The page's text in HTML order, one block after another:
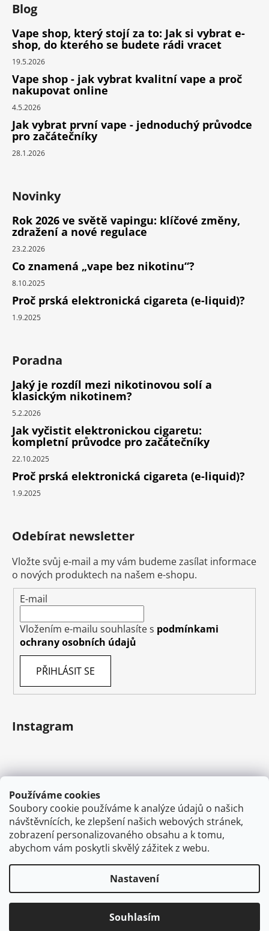
Používáme cookies
Soubory cookie používáme k analýze údajů o našich
návštěvnících, ke zlepšení našich webových stránek,
zobrazení personalizovaného obsahu a k tomu,
abychom vám poskytli skvělý zážitek z webu.
Nastavení
Souhlasím
Blog
Vape shop, který stojí za to: Jak si vybrat e-
shop, do kterého se budete rádi vracet
19.5.2026
Vape shop - jak vybrat kvalitní vape a proč
nakupovat online
4.5.2026
Jak vybrat první vape - jednoduchý průvodce
pro začátečníky
28.1.2026
Novinky
Rok 2026 ve světě vapingu: klíčové změny,
zdražení a nové regulace
23.2.2026
Co znamená „vape bez nikotinu“?
8.10.2025
Proč prská elektronická cigareta (e-liquid)?
1.9.2025
Poradna
Jaký je rozdíl mezi nikotinovou solí a
klasickým nikotinem?
5.2.2026
Jak vyčistit elektronickou cigaretu:
kompletní průvodce pro začátečníky
22.10.2025
Proč prská elektronická cigareta (e-liquid)?
1.9.2025
Odebírat newsletter
Vložte svůj e-mail a my vám budeme zasílat informace
o nových produktech na našem e-shopu.
E-mail
Vložením e-mailu souhlasíte s podmínkami
ochrany osobních údajů
PŘIHLÁSIT SE
Instagram
Sledovat na Instagramu
Vytvořil Shoptet